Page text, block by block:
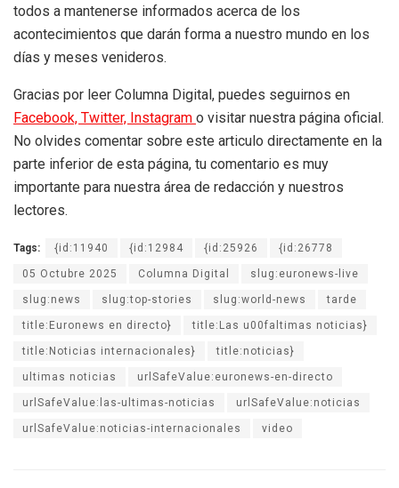
todos a mantenerse informados acerca de los
acontecimientos que darán forma a nuestro mundo en los
días y meses venideros.
Gracias por leer Columna Digital, puedes seguirnos en
Facebook, Twitter, Instagram o visitar nuestra página oficial.
No olvides comentar sobre este articulo directamente en la
parte inferior de esta página, tu comentario es muy
importante para nuestra área de redacción y nuestros
lectores.
Tags: {id:11940 {id:12984 {id:25926 {id:26778
05 Octubre 2025 Columna Digital slug:euronews-live
slug:news slug:top-stories slug:world-news tarde
title:Euronews en directo} title:Las u00faltimas noticias}
title:Noticias internacionales} title:noticias}
ultimas noticias urlSafeValue:euronews-en-directo
urlSafeValue:las-ultimas-noticias urlSafeValue:noticias
urlSafeValue:noticias-internacionales video